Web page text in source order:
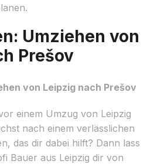
Umziehen von
Prešov
von Leipzig nach Prešov
einem Umzug von Leipzig
nach einem verlässlichen
das dir dabei hilft? Dann lass
Bauer aus Leipzig dir von